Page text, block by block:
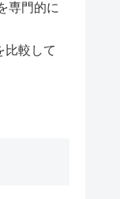
専門的に
比較して